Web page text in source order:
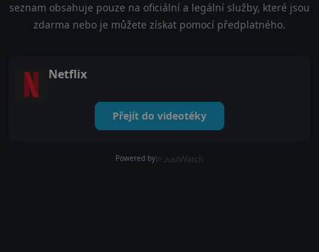
seznam obsahuje pouze na oficiální a legální služby, které jsou
zdarma nebo je můžete získat pomocí předplatného.
Netflix
Přejít do videotéky
Powered by